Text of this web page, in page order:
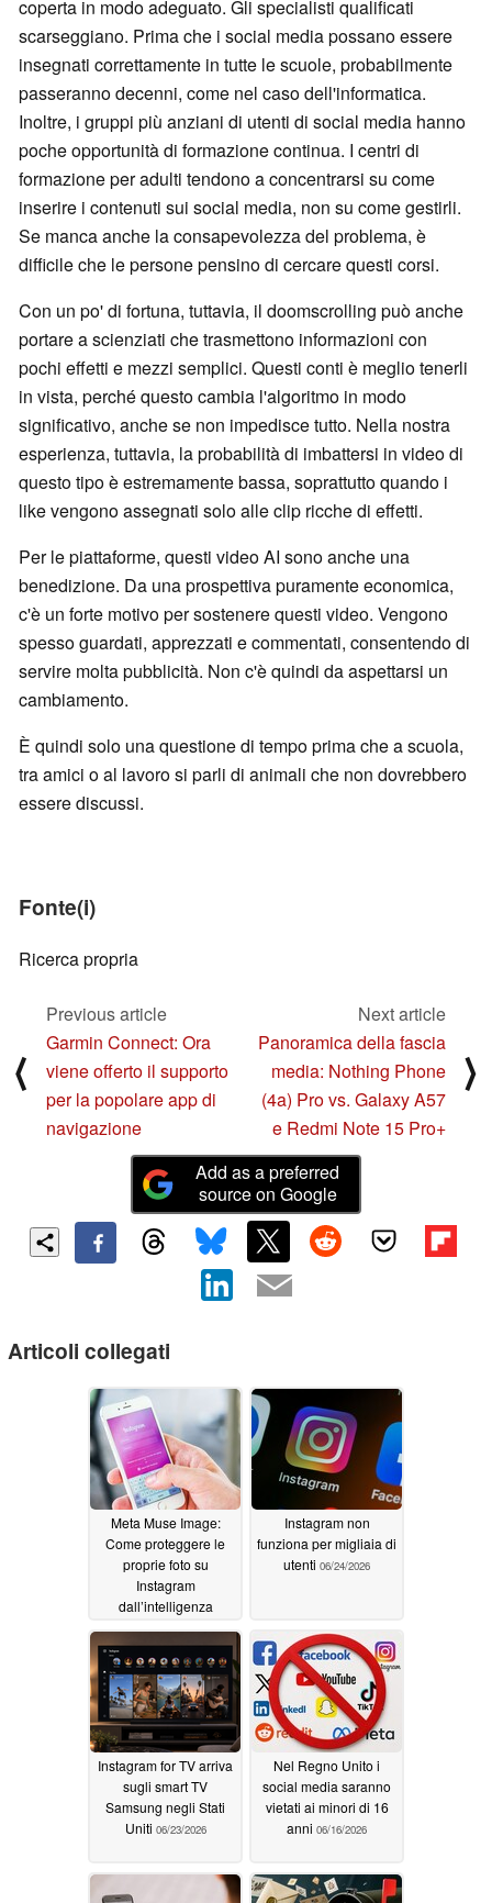
coperta in modo adeguato. Gli specialisti qualificati
scarseggiano. Prima che i social media possano essere
insegnati correttamente in tutte le scuole, probabilmente
passeranno decenni, come nel caso dell'informatica.
Inoltre, i gruppi più anziani di utenti di social media hanno
poche opportunità di formazione continua. I centri di
formazione per adulti tendono a concentrarsi su come
inserire i contenuti sui social media, non su come gestirli.
Se manca anche la consapevolezza del problema, è
difficile che le persone pensino di cercare questi corsi.
Con un po' di fortuna, tuttavia, il doomscrolling può anche
portare a scienziati che trasmettono informazioni con
pochi effetti e mezzi semplici. Questi conti è meglio tenerli
in vista, perché questo cambia l'algoritmo in modo
significativo, anche se non impedisce tutto. Nella nostra
esperienza, tuttavia, la probabilità di imbattersi in video di
questo tipo è estremamente bassa, soprattutto quando i
like vengono assegnati solo alle clip ricche di effetti.
Per le piattaforme, questi video AI sono anche una
benedizione. Da una prospettiva puramente economica,
c'è un forte motivo per sostenere questi video. Vengono
spesso guardati, apprezzati e commentati, consentendo di
servire molta pubblicità. Non c'è quindi da aspettarsi un
cambiamento.
È quindi solo una questione di tempo prima che a scuola,
tra amici o al lavoro si parli di animali che non dovrebbero
essere discussi.
Fonte(i)
Ricerca propria
⟨
Previous article
Garmin Connect: Ora
viene offerto il supporto
per la popolare app di
navigazione
Next article
Panoramica della fascia
media: Nothing Phone
(4a) Pro vs. Galaxy A57
e Redmi Note 15 Pro+
⟩
Add as a preferred
source on Google
Articoli collegati
Meta Muse Image:
Come proteggere le
proprie foto su
Instagram
dall’intelligenza
07/10/2026
Instagram non
funziona per migliaia di
utenti 06/24/2026
Instagram for TV arriva
sugli smart TV
Samsung negli Stati
Uniti 06/23/2026
Nel Regno Unito i
social media saranno
vietati ai minori di 16
anni 06/16/2026